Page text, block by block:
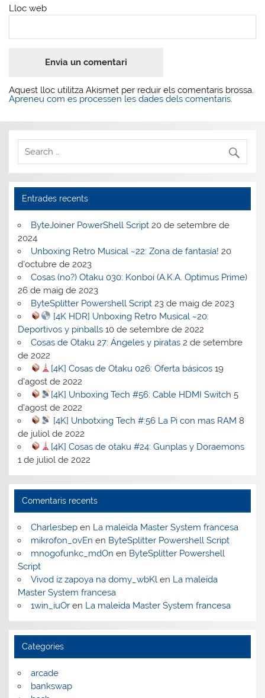
Lloc web
Aquest lloc utilitza Akismet per reduir els comentaris brossa.
Apreneu com es processen les dades dels comentaris.
Entrades recents
ByteJoiner PowerShell Script 20 de setembre de
2024
Unboxing Retro Musical ~22: Zona de fantasía! 20
d'octubre de 2023
Cosas (no?) Otaku 030: Konboi (A.K.A. Optimus Prime)
26 de maig de 2023
ByteSplitter Powershell Script 23 de maig de 2023
[4K HDR] Unboxing Retro Musical ~20:
Deportivos y pinballs 10 de setembre de 2022
Cosas de Otaku 27: Ángeles y piratas 2 de setembre
de 2022
[4K] Cosas de Otaku 026: Oferta básicos 19
d'agost de 2022
[4K] Unboxing Tech #56: Cable HDMI Switch 5
d'agost de 2022
[4K] Unbotxing Tech #:56 La Pi con mas RAM 8
de juliol de 2022
[4K] Cosas de otaku #24: Gunplas y Doraemons
1 de juliol de 2022
Comentaris recents
Charlesbepen La maleïda Master System francesa
mikrofon_ovEn en ByteSplitter Powershell Script
mnogofunkc_mdOn en ByteSplitter Powershell
Script
Vivod iz zapoya na domy_wbKlen La maleïda
Master System francesa
1win_iuOren La maleïda Master System francesa
Categories
arcade
bankswap